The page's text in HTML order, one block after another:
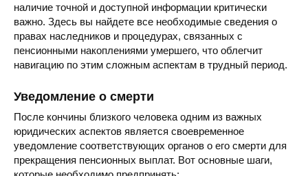
наличие точной и доступной информации критически
важно. Здесь вы найдете все необходимые сведения о
правах наследников и процедурах, связанных с
пенсионными накоплениями умершего, что облегчит
навигацию по этим сложным аспектам в трудный период.
Уведомление о смерти
После кончины близкого человека одним из важных
юридических аспектов является своевременное
уведомление соответствующих органов о его смерти для
прекращения пенсионных выплат. Вот основные шаги,